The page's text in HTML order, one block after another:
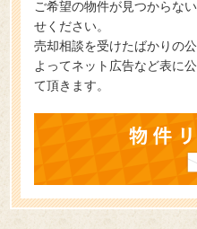
ご希望の物件が見つからな
せください。
売却相談を受けたばかりの